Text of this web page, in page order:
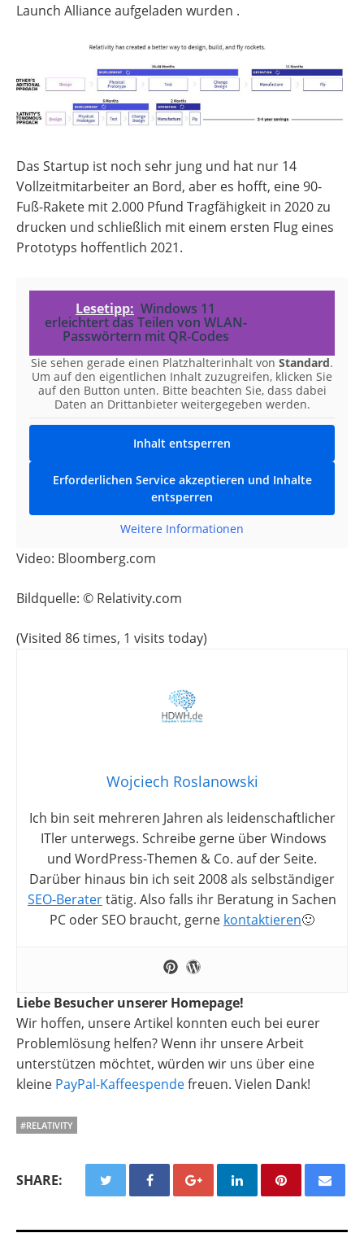
Launch Alliance aufgeladen wurden .
Das Startup ist noch sehr jung und hat nur 14
Vollzeitmitarbeiter an Bord, aber es hofft, eine 90-
Fuß-Rakete mit 2.000 Pfund Tragfähigkeit in 2020 zu
drucken und schließlich mit einem ersten Flug eines
Prototyps hoffentlich 2021.
Lesetipp: Windows 11
erleichtert das Teilen von WLAN-
Passwörtern mit QR-Codes
Sie sehen gerade einen Platzhalterinhalt von Standard.
Um auf den eigentlichen Inhalt zuzugreifen, klicken Sie
auf den Button unten. Bitte beachten Sie, dass dabei
Daten an Drittanbieter weitergegeben werden.
Inhalt entsperren
Erforderlichen Service akzeptieren und Inhalte
entsperren
Weitere Informationen
Video: Bloomberg.com
Bildquelle: © Relativity.com
(Visited 86 times, 1 visits today)
Wojciech Roslanowski
Ich bin seit mehreren Jahren als leidenschaftlicher
ITler unterwegs. Schreibe gerne über Windows
und WordPress-Themen & Co. auf der Seite.
Darüber hinaus bin ich seit 2008 als selbständiger
SEO-Beratertätig. Also falls ihr Beratung in Sachen
PC oder SEO braucht, gerne kontaktieren🙂
Liebe Besucher unserer Homepage!
Wir hoffen, unsere Artikel konnten euch bei eurer
Problemlösung helfen? Wenn ihr unsere Arbeit
unterstützen möchtet, würden wir uns über eine
kleine PayPal-Kaffeespendefreuen. Vielen Dank!
#RELATIVITY
SHARE: